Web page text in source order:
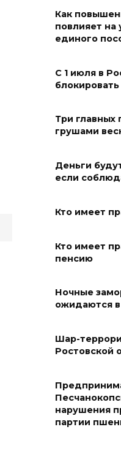
Молодые
05 августа
05 августа
России
05 августа
05 августа
партий
05 августа
режиме
05 августа
Как
повлияет на
единого
С 1 июля в
Три главных
грушами
Деньги
если
Кто имеет
Кто имеет
пенсию
Ночные
ожидаются в
Шар-
Ростовской
нарушения
партии